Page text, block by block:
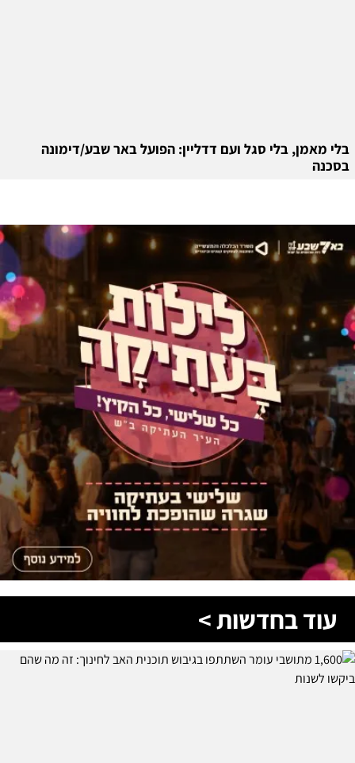
בלי מאמן, בלי סגל ועם דדליין: הפועל באר שבע/דימונה
בסכנה
עוד בחדשות >